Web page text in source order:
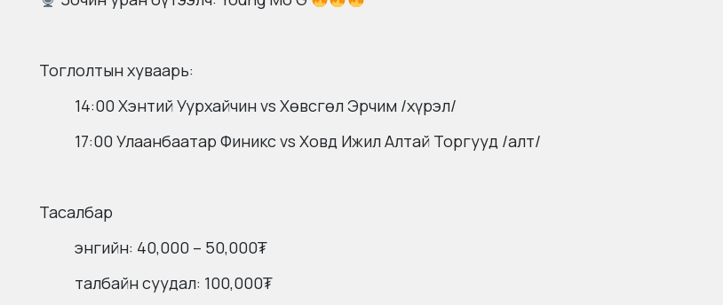
Тоглолтын хуваарь:
14:00 Хэнтий Уурхайчин vs Хөвсгөл Эрчим /хүрэл/
17:00 Улаанбаатар Финикс vs Ховд Ижил Алтай Торгууд /алт/
Тасалбар
энгийн: 40,000 – 50,000₮
талбайн суудал: 100,000₮